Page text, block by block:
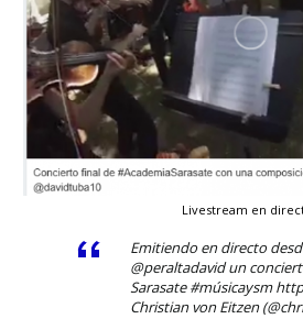
Livestream en
Emitiendo en directo
@peraltadavidun
Sarasate#músicaysm
Christian von Eitzen